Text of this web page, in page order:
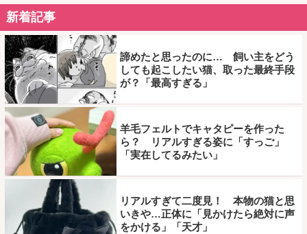
新着記事
諦めたと思ったのに… 飼い主をどう
しても起こしたい猫、取った最終手段
が？「最高すぎる」
羊毛フェルトでキャタピーを作った
ら？ リアルすぎる姿に「すっご」
「実在してるみたい」
リアルすぎて二度見！ 本物の猫と思
いきや…正体に「見かけたら絶対に声
をかける」「天才」